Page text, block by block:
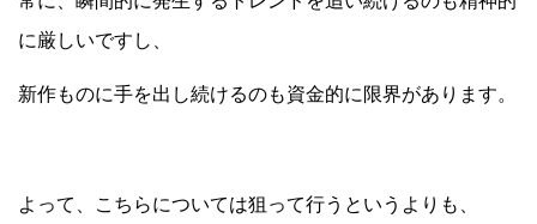
に厳しいですし、
新作ものに手を出し続けるのも資金的に限界があります。
よって、こちらについては狙って行うというよりも、